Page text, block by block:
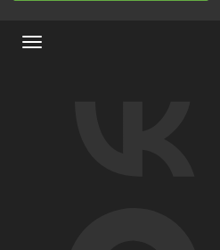
Меню